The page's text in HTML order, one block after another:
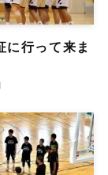
に行って来ま